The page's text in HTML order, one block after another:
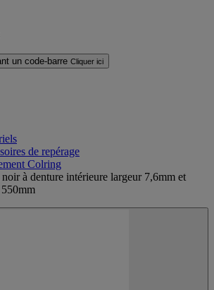
un code-barre Cliquer ici
de repérage
Colring
à denture intérieure largeur 7,6mm et